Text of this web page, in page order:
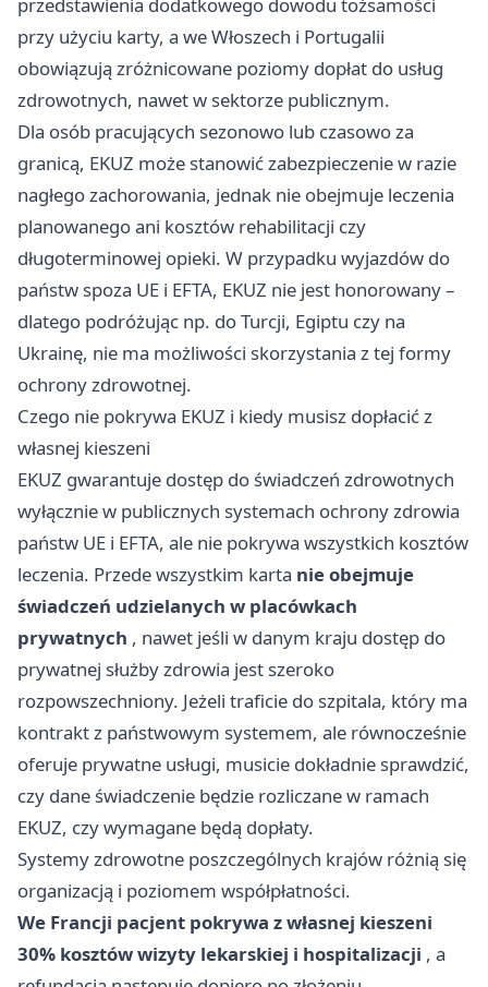
przy użyciu karty, a we Włoszech i Portugalii
obowiązują zróżnicowane poziomy dopłat do usług
zdrowotnych, nawet w sektorze publicznym.
Dla osób pracujących sezonowo lub czasowo za
granicą, EKUZ może stanowić zabezpieczenie w razie
nagłego zachorowania, jednak nie obejmuje leczenia
planowanego ani kosztów rehabilitacji czy
długoterminowej opieki. W przypadku wyjazdów do
państw spoza UE i EFTA, EKUZ nie jest honorowany –
dlatego podróżując np. do Turcji, Egiptu czy na
Ukrainę, nie ma możliwości skorzystania z tej formy
ochrony zdrowotnej.
Czego nie pokrywa EKUZ i kiedy musisz dopłacić z
własnej kieszeni
EKUZ gwarantuje dostęp do świadczeń zdrowotnych
wyłącznie w publicznych systemach ochrony zdrowia
państw UE i EFTA, ale nie pokrywa wszystkich kosztów
leczenia. Przede wszystkim karta nie obejmuje
świadczeń udzielanych w placówkach
prywatnych , nawet jeśli w danym kraju dostęp do
prywatnej służby zdrowia jest szeroko
rozpowszechniony. Jeżeli traficie do szpitala, który ma
kontrakt z państwowym systemem, ale równocześnie
oferuje prywatne usługi, musicie dokładnie sprawdzić,
czy dane świadczenie będzie rozliczane w ramach
EKUZ, czy wymagane będą dopłaty.
Systemy zdrowotne poszczególnych krajów różnią się
organizacją i poziomem współpłatności.
We Francji pacjent pokrywa z własnej kieszeni
30% kosztów wizyty lekarskiej i hospitalizacji , a